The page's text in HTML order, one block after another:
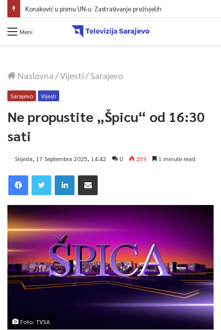
Konaković u pismu UN-u: Zastrašivanje preživjelih
Meni
Naslovna/Vijesti/Sarajevo
Sarajevo Vijesti
Ne propustite „Špicu“ od 16:30
sati
Srijeda, 17 Septembra 2025, 14:42 0 259 1 minute read
Foto: TVSA